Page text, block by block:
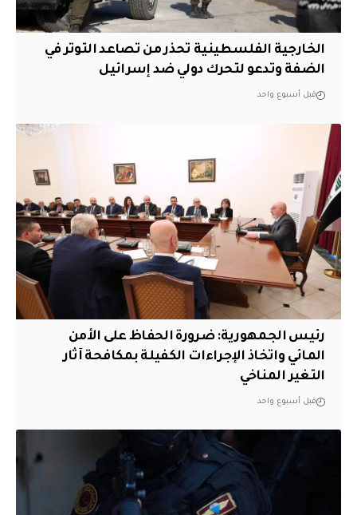
الخارجية الفلسطينية تحذر من تصاعد التوتر في
الضفة وتدعو لتحرك دولي ضد إسرائيل
قبل أسبوع واحد
رئيس الجمهورية: ضرورة الحفاظ على الأمن
المائي واتخاذ الإجراءات الكفيلة بمكافحة آثار
التغير المناخي
قبل أسبوع واحد